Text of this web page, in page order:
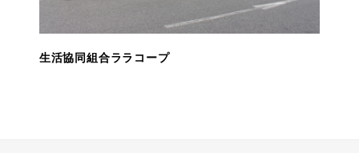
生活協同組合ララコープ